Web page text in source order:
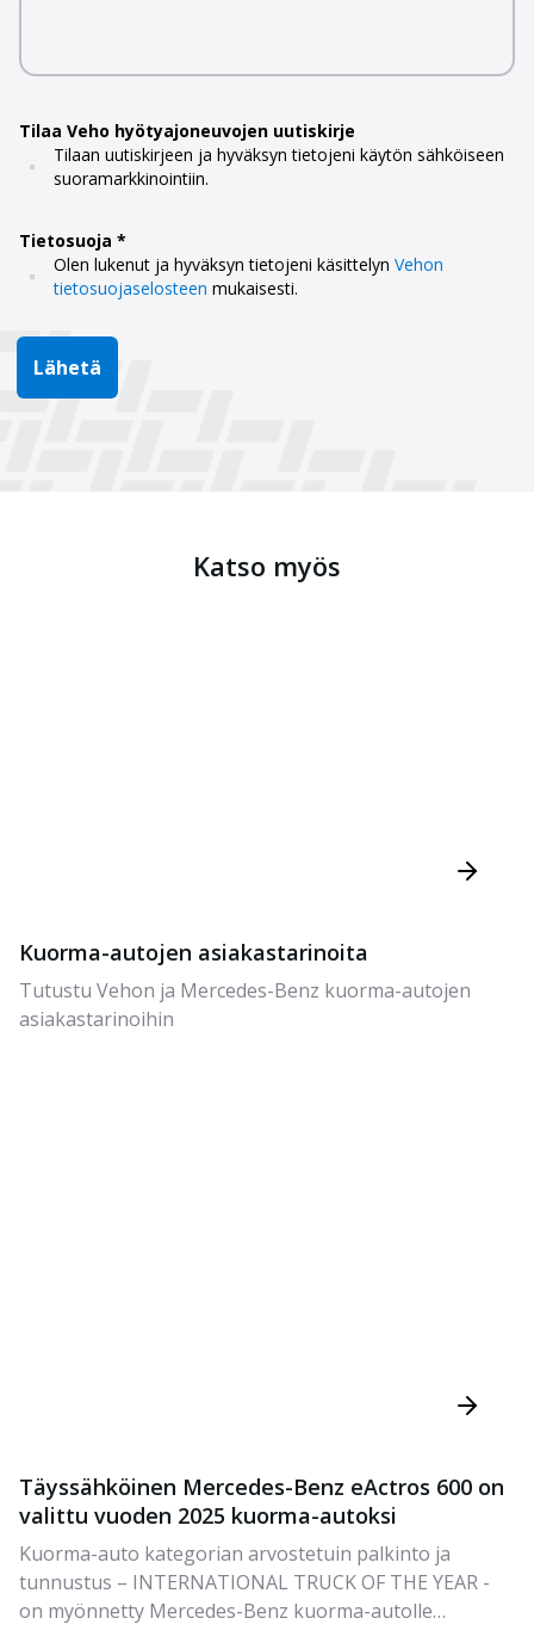
Tilaa Veho hyötyajoneuvojen uutiskirje
Tilaan uutiskirjeen ja hyväksyn tietojeni käytön sähköiseen
suoramarkkinointiin.
Tietosuoja
Olen lukenut ja hyväksyn tietojeni käsittelyn Vehon
tietosuojaselosteen mukaisesti.
Lähetä
Katso myös
Kuorma-autojen asiakastarinoita
Tutustu Vehon ja Mercedes-Benz kuorma-autojen
asiakastarinoihin
Täyssähköinen Mercedes-Benz eActros 600 on
valittu vuoden 2025 kuorma-autoksi
Kuorma-auto kategorian arvostetuin palkinto ja
tunnustus – INTERNATIONAL TRUCK OF THE YEAR -
on myönnetty Mercedes-Benz kuorma-autolle